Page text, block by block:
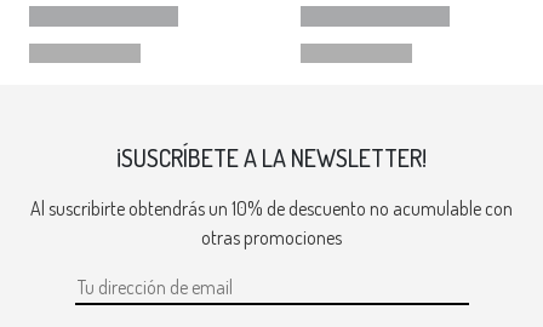
¡SUSCRÍBETE A LA NEWSLETTER!
Al suscribirte obtendrás un 10% de descuento no acumulable con
otras promociones